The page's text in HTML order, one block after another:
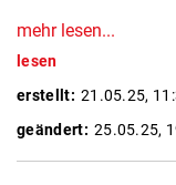
mehr lesen...
lesen
erstellt: 21.05.25,
geändert: 25.05.25,